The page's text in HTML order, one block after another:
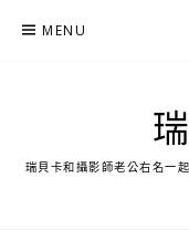
MENU
瑞貝卡和攝影師老公右名一